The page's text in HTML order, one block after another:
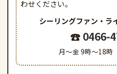
きますので、ご依頼の際は下
わせください。
シーリングファン・ラ
0466-
月～金 9時～18時